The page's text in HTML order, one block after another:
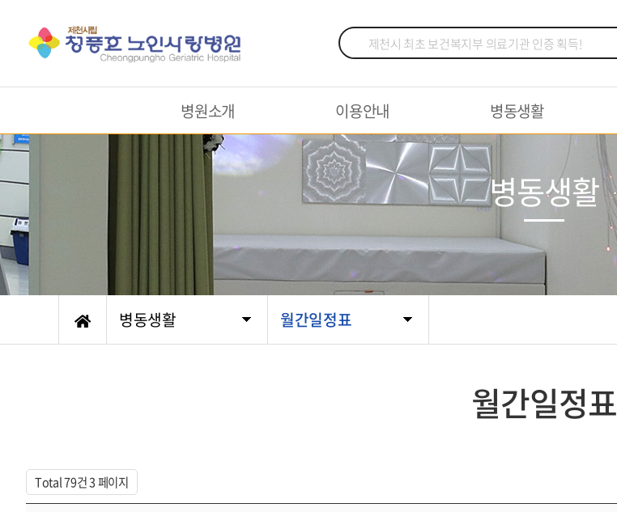
병원소개 이용안내 병동생활
병동생활 월간일정표
병동생활
월간일정표
Total 79건3 페이지